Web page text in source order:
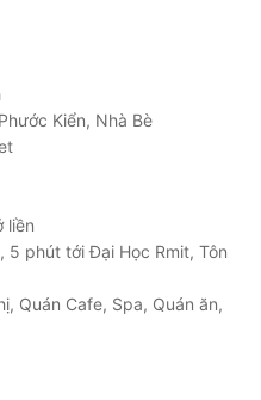
Kiển, Nhà Bè
liền
5 phút tới Đại Học Rmit, Tôn
Quán Cafe, Spa, Quán ăn,